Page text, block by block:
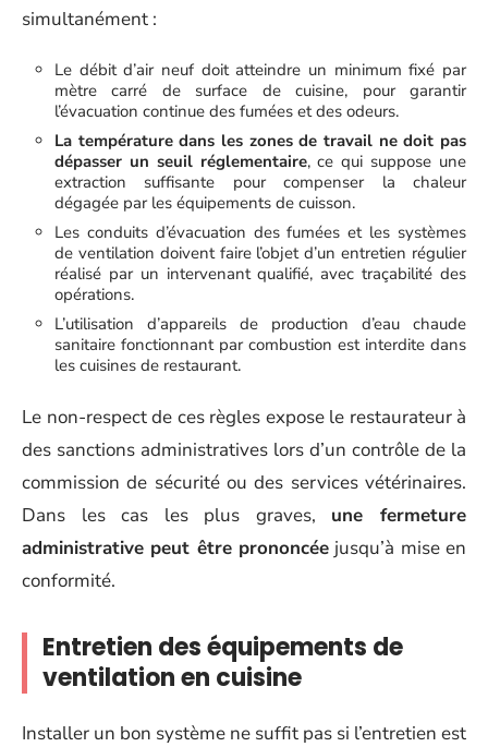
simultanément :
Le débit d’air neuf doit atteindre un minimum fixé par
mètre carré de surface de cuisine, pour garantir
l’évacuation continue des fumées et des odeurs.
La température dans les zones de travail ne doit pas
dépasser un seuil réglementaire, ce qui suppose une
extraction suffisante pour compenser la chaleur
dégagée par les équipements de cuisson.
Les conduits d’évacuation des fumées et les systèmes
de ventilation doivent faire l’objet d’un entretien régulier
réalisé par un intervenant qualifié, avec traçabilité des
opérations.
L’utilisation d’appareils de production d’eau chaude
sanitaire fonctionnant par combustion est interdite dans
les cuisines de restaurant.
Le non-respect de ces règles expose le restaurateur à
des sanctions administratives lors d’un contrôle de la
commission de sécurité ou des services vétérinaires.
Dans les cas les plus graves, une fermeture
administrative peut être prononcée jusqu’à mise en
conformité.
Entretien des équipements de
ventilation en cuisine
Installer un bon système ne suffit pas si l’entretien est